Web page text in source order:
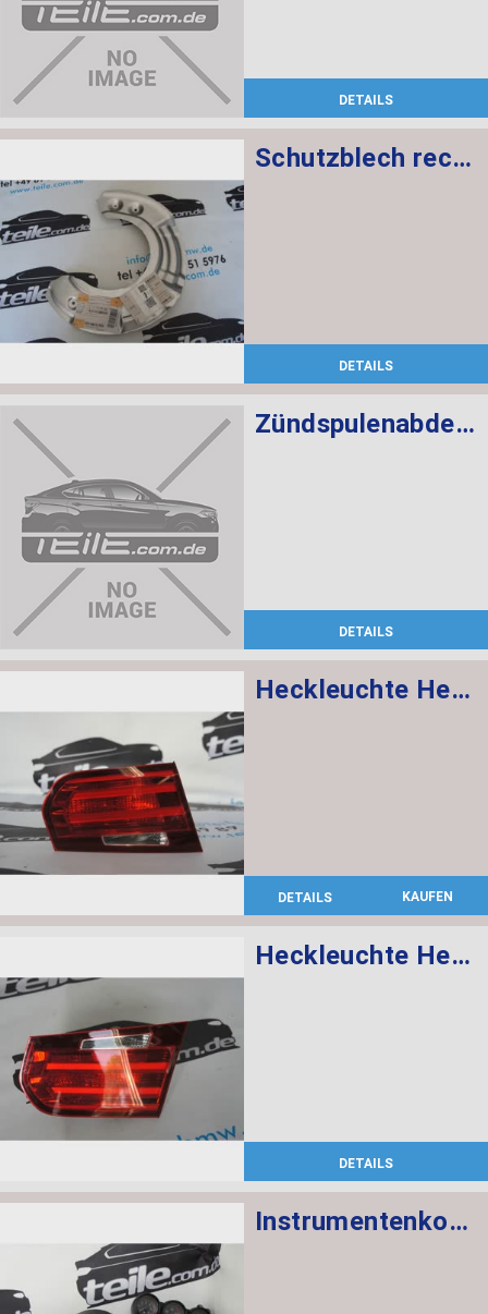
DETAILS
Schutzblech rechts
DETAILS
Zündspulenabdeckung
DETAILS
Heckleuchte Heckklappe links
DETAILS KAUFEN
Heckleuchte Heckklappe rechts
DETAILS
Instrumentenkombination KMH Chrono Paket